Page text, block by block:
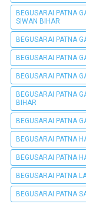
BEGUSARAI PATNA
SIWAN BIHAR
BEGUSARAI PATNA
BEGUSARAI PATNA
BEGUSARAI PATNA
BEGUSARAI PATNA
BIHAR
BEGUSARAI PATNA
BEGUSARAI PATNA
BEGUSARAI PATNA
BEGUSARAI PATNA
BEGUSARAI PATNA